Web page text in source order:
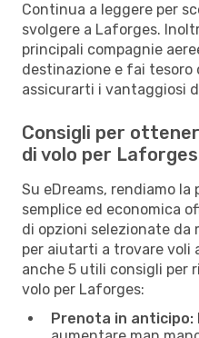
Continua a leggere per
svolgere a Laforges.
principali compagnie
destinazione e fai tesoro
assicurarti i vantaggiosi
Consigli per
di volo per Laforges
Su eDreams, rendiamo
semplice ed economica
di opzioni selezionate da
per aiutarti a trovare voli
anche 5 utili consigli per
volo per Laforges:
Prenota in anticipo: